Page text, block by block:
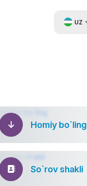
UZ
Homiy bo`ling
So`rov shakli